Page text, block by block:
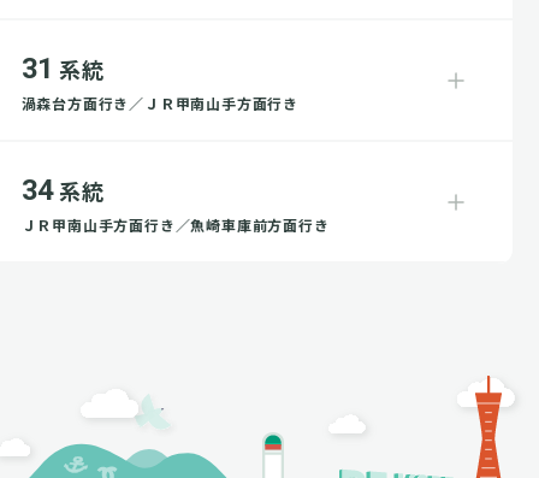
31 系統
渦森台方面行き／ＪＲ甲南山手方面行き
34 系統
ＪＲ甲南山手方面行き／魚崎車庫前方面行き